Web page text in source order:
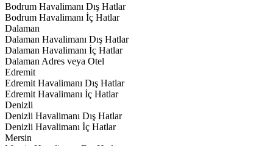
Bodrum Havalimanı Dış Hatlar
Bodrum Havalimanı İç Hatlar
Dalaman
Dalaman Havalimanı Dış Hatlar
Dalaman Havalimanı İç Hatlar
Dalaman Adres veya Otel
Edremit
Edremit Havalimanı Dış Hatlar
Edremit Havalimanı İç Hatlar
Denizli
Denizli Havalimanı Dış Hatlar
Denizli Havalimanı İç Hatlar
Mersin